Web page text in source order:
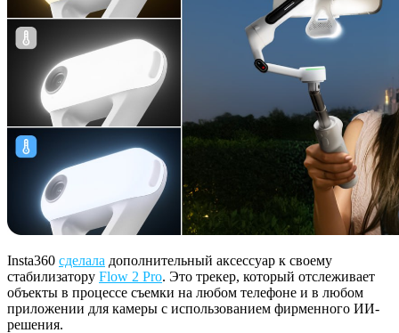
Insta360 сделала дополнительный аксессуар к своему
стабилизатору Flow 2 Pro. Это трекер, который отслеживает
объекты в процессе съемки на любом телефоне и в любом
приложении для камеры с использованием фирменного ИИ-
решения.